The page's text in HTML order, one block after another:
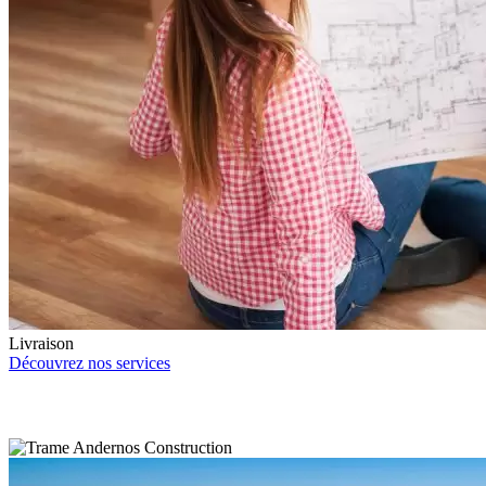
Livraison
Découvrez nos services